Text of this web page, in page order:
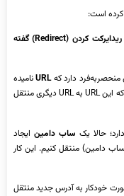
«به فرآیند انتقال یک آدرس (URL)، به آدرسی دیگر، ریدایرکت کردن (Redirect) گفته
منحصربه‌فرد دارد کهURLنامیده
می‌شود. بعضی وقت‌ها – به هر دلیلی – ما می‌خواهیم که این URL به URL دیگری منتقل
حالا یک ساب دامین ایجاد
دامین) منتقل کنیم. این کار
خودکار به آدرس جدید منتقل